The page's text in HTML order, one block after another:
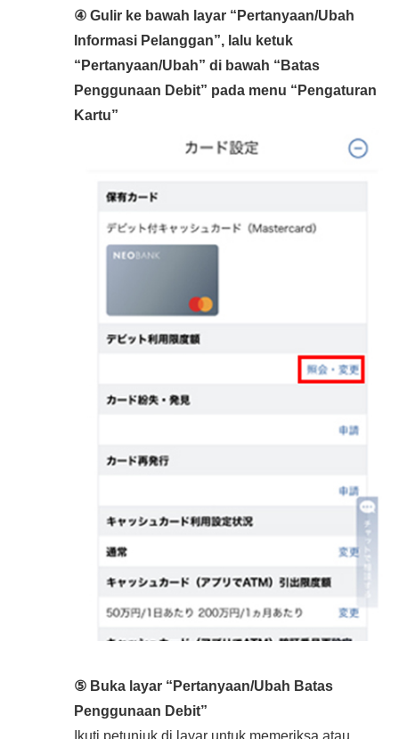
④ Gulir ke bawah layar “Pertanyaan/Ubah
Informasi Pelanggan”, lalu ketuk
“Pertanyaan/Ubah” di bawah “Batas
Penggunaan Debit” pada menu “Pengaturan
Kartu”
⑤ Buka layar “Pertanyaan/Ubah Batas
Penggunaan Debit”